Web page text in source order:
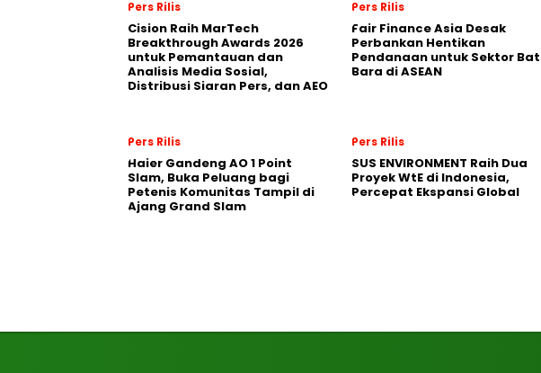
Pers Rilis
Cision Raih MarTech
Breakthrough Awards 2026
untuk Pemantauan dan
Analisis Media Sosial,
Distribusi Siaran Pers, dan AEO
Pers Rilis
Fair Finance Asia Desak
Perbankan Hentikan
Pendanaan untuk Sektor
Bara di ASEAN
Pers Rilis
Haier Gandeng AO 1 Point
Slam, Buka Peluang bagi
Petenis Komunitas Tampil di
Ajang Grand Slam
Pers Rilis
SUS ENVIRONMENT Raih Dua
Proyek WtE di Indonesia,
Percepat Ekspansi Global